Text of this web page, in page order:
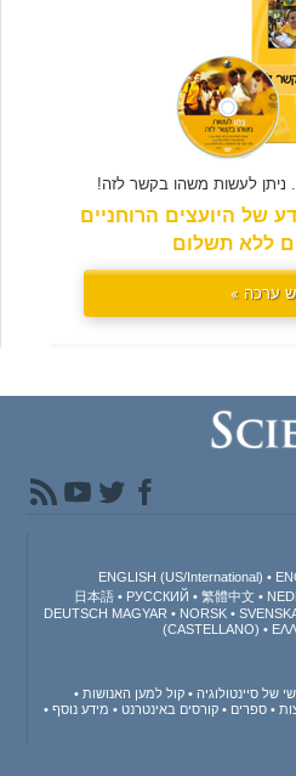
לעשות משהו בקשר לזה!
של היועצים הרוחניים
ללא תשלום
ערכה »
ENGLISH (US/International)
日本語 РУССКИЙ 繁體中文
DEUTSCH MAGYAR NORSK
(CASTELLANO)
של סיינטולוגיה
קול למען האנושות
ספרים קורסים באינטרנט
מידע נוסף